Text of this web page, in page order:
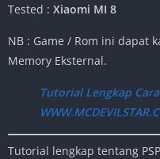
Tested : Xiaomi MI 8
NB : Game / Rom ini dapat
Memory Eksternal.
Tutorial Lengkap Cara
Tutorial lengkap tentang